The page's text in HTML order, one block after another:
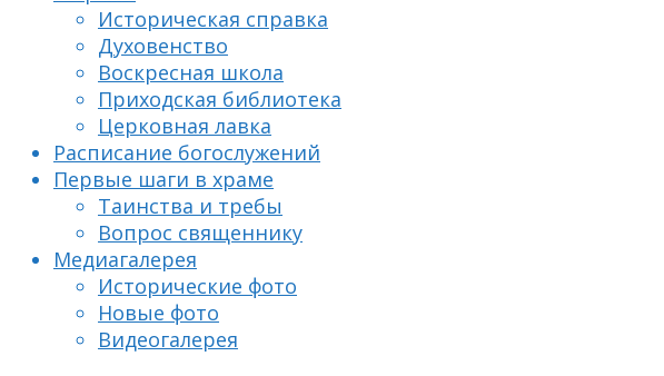
Историческая справка
Духовенство
Воскресная школа
Приходская библиотека
Церковная лавка
Расписание богослужений
Первые шаги в храме
Таинства и требы
Вопрос священнику
Медиагалерея
Исторические фото
Новые фото
Видеогалерея